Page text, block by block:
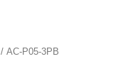
/ AC-P05-3PB